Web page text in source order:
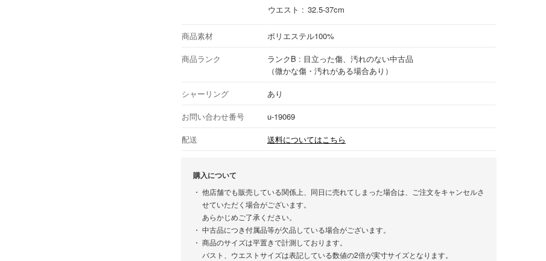
ウエスト
32.5-37cm
商品素材 ポリエステル100%
商品ランク
ランクB : 目立った傷、汚れのない中古品
（微かな傷・汚れがある場合あり）
シャーリング
あり
お問い合わせ番号
u-19069
配送
送料についてはこちら
購入について
他店舗でも販売している関係上、同日に売れてしまった場合は、ご注文をキャンセルさ
せていただく場合がございます。
あらかじめご了承ください。
中古品につき付属品等が欠品している場合がございます。
商品のサイズは平置きで計測しております。
バスト、ウエストサイズは表記している数値の2倍が実寸サイズとなります。